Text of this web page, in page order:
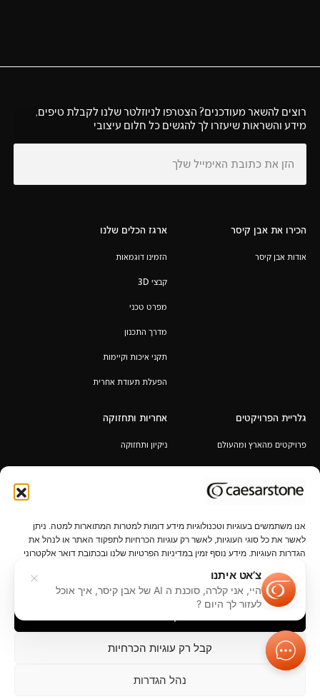
אנו משתמשים בעוגיות וטכנולוגיות מידע דומות למטרות המתוארות למטה. ניתן
לאשר את כל סוגי העוגיות, לאשר רק עוגיות הכרחיות לתפקוד האתר או לנהל את
הגדרות העוגיות. מידע נוסף זמין במדיניות הפרטיות שלנו ובכתובת דואר אלקטרוני
קבל רק עוגיות הכרחיות
נהל הגדרות
רוצים להשאר מעודכנים? הצטרפו לניוזלטר שלנו לקבלת טיפים,
מידע והשראות שיעזרו לך להגשים כל חלום עיצובי
הכירו את אבן קיסר
אודות אבן קיסר
ארגז הכלים שלנו
הזמינו דוגמאות
קבצי 3D
מפרט טכני
מדרך התכנון
תקני איכות וקיימות
הפעלת תעודת אחרית
גלריית הפרויקטים
פרויקטים מהארץ ומהעולם
אחריות ותחזוקה
ניקיון ותחזוקה
אחריות לכל החיים
פרטיות נהל הגדרות פרטיות נגישות קשרי משקיעים
צ’אט איתנו
היי, אני קלרה, סוכנת ה AI של אבן קיסר, איך אוכל
לעזור לך היום ?